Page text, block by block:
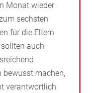
Monat wieder
sechsten
für die Eltern
auch
bewusst machen,
verantwortlich